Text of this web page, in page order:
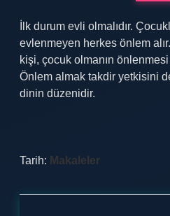
İlk durum evli olmalıdır.
evlenmeyen herkes önlem
kişi, çocuk olmanın önlenmesi
Önlem almak takdir yetkisini
dinin düzenidir.
Tarih: Makaleler